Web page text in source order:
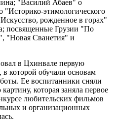
"Василий Абаев" о
"Историко-этимологического
рожденное в горах"
посвященные Грузии "По
"Новая Сванетия" и
в Цхинвале первую
которой обучали основам
Ее воспитанники сняли
которая заняла первое
любительских фильмов
и организационных